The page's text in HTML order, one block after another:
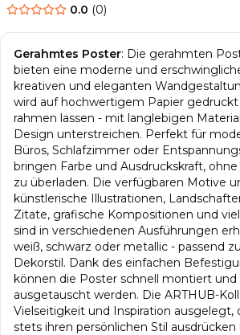
0.0 (0)
Gerahmtes Poster: Die gerahmten
bieten eine moderne und
kreativen und eleganten
wird auf hochwertigem Papier gedruckt
rahmen lassen - mit langlebigen
Design unterstreichen. Perfekt für
Büros, Schlafzimmer oder
bringen Farbe und Ausdruckskraft,
zu überladen. Die verfügbaren Motive
künstlerische Illustrationen,
Zitate, grafische Kompositionen und
sind in verschiedenen Ausführungen
weiß, schwarz oder metallic - passend
Dekorstil. Dank des einfachen
können die Poster schnell montiert
ausgetauscht werden. Die ARTHUB-
Vielseitigkeit und Inspiration ausgelegt,
stets ihren persönlichen Stil